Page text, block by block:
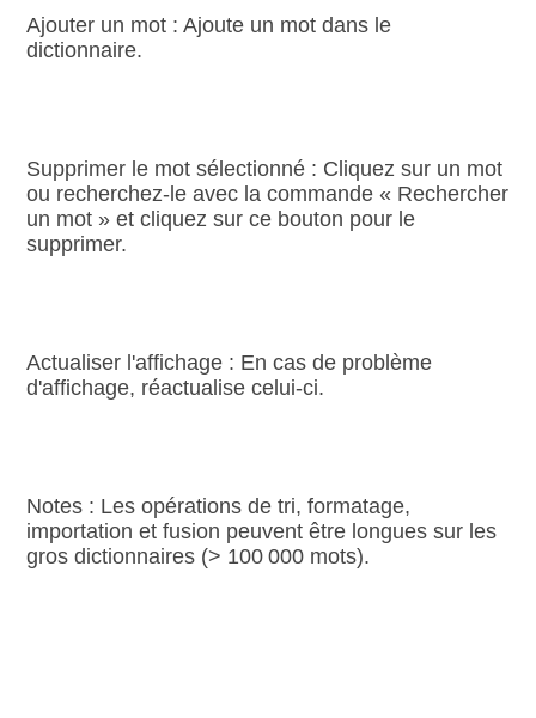
Ajouter un mot : Ajoute un mot dans le
dictionnaire.
Supprimer le mot sélectionné : Cliquez sur un mot
ou recherchez‑le avec la commande « Rechercher
un mot » et cliquez sur ce bouton pour le
supprimer.
Actualiser l'affichage : En cas de problème
d'affichage, réactualise celui‑ci.
Notes : Les opérations de tri, formatage,
importation et fusion peuvent être longues sur les
gros dictionnaires (> 100 000 mots).